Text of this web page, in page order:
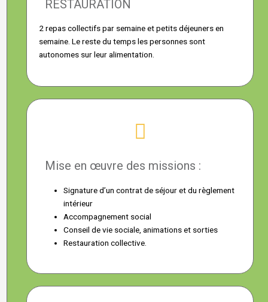
RESTAURATION
2 repas collectifs par semaine et petits déjeuners en
semaine. Le reste du temps les personnes sont
autonomes sur leur alimentation.
Mise en œuvre des missions :
Signature d’un contrat de séjour et du règlement
intérieur
Accompagnement social
Conseil de vie sociale, animations et sorties
Restauration collective.